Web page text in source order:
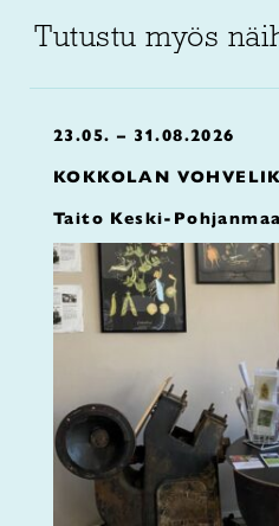
Tutustu myös
23.05. – 31.08.2026
KOKKOLAN
Taito Keski-